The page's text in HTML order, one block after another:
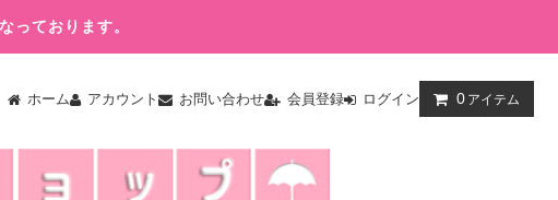
っております。
ホーム アカウント お問い合わせ 会員登録 ログイン 0 アイテム